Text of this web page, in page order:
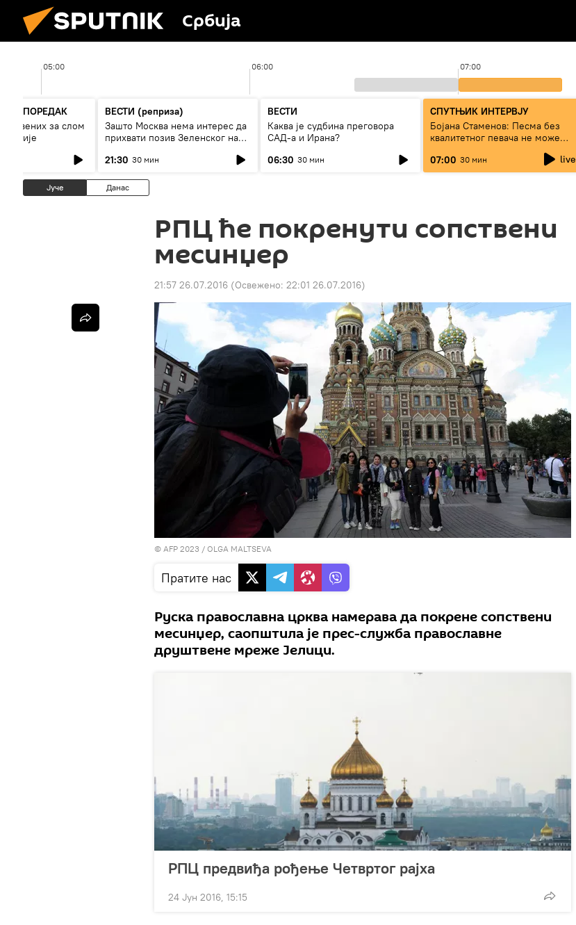
Србија
05:00 06:00 07:00
ПОРЕДАК
за слом
ВЕСТИ (реприза)
Зашто Москва нема интерес да
прихвати позив Зеленског на
21:30 30 мин
ВЕСТИ
Каква је судбина преговора
САД-а и Ирана?
06:30 30 мин
СПУТЊИК ИНТЕРВЈУ
Бојана Стаменов: Песма без
квалитетног певача не може
07:00 30 мин live
Јуче Данас
РПЦ ће покренути сопствени
месинџер
21:57 26.07.2016 (Освежено: 22:01 26.07.2016)
© AFP 2023 / OLGA MALTSEVA
Пратите нас
Руска православна црква намерава да покрене сопствени
месинџер, саопштила је прес-служба православне
друштвене мреже Јелици.
РПЦ предвиђа рођење Четвртог рајха
24 Јун 2016, 15:15